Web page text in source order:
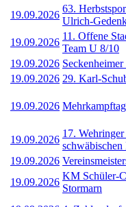
19.09.2026
63.
Ulrich-
19.09.2026
11. Offene
Team U 8/10
19.09.2026
19.09.2026 29. Karl-
19.09.2026 Mehrkampftag
19.09.2026
17.
schwäbischen
19.09.2026
19.09.2026
KM Schüler-
Stormarn